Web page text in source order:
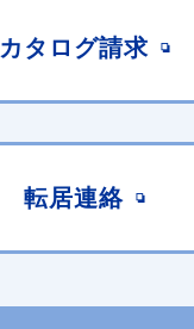
カタログ請求
転居連絡